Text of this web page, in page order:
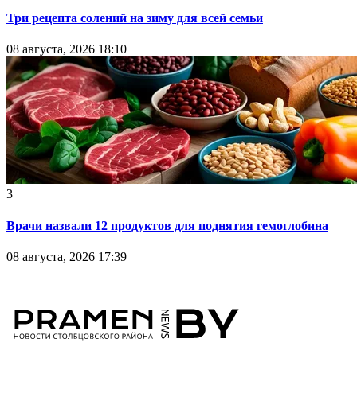
Три рецепта солений на зиму для всей семьи
08 августа, 2026 18:10
3
Врачи назвали 12 продуктов для поднятия гемоглобина
08 августа, 2026 17:39